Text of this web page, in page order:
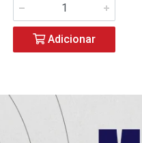
Adicionar